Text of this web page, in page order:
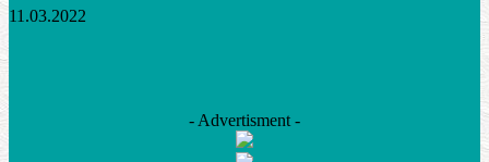
11.03.2022
- Advertisment -